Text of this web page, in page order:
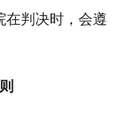
在判决时，会遵